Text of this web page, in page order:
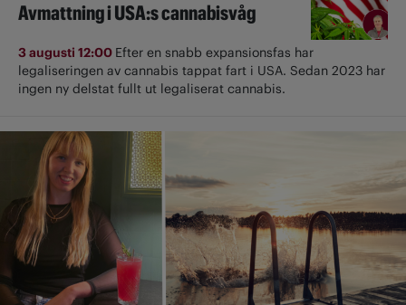
Avmattning i USA:s cannabisvåg
3 augusti 12:00 Efter en snabb expansionsfas har
legaliseringen av cannabis tappat fart i USA. Sedan 2023 har
ingen ny delstat fullt ut ­legaliserat cannabis.